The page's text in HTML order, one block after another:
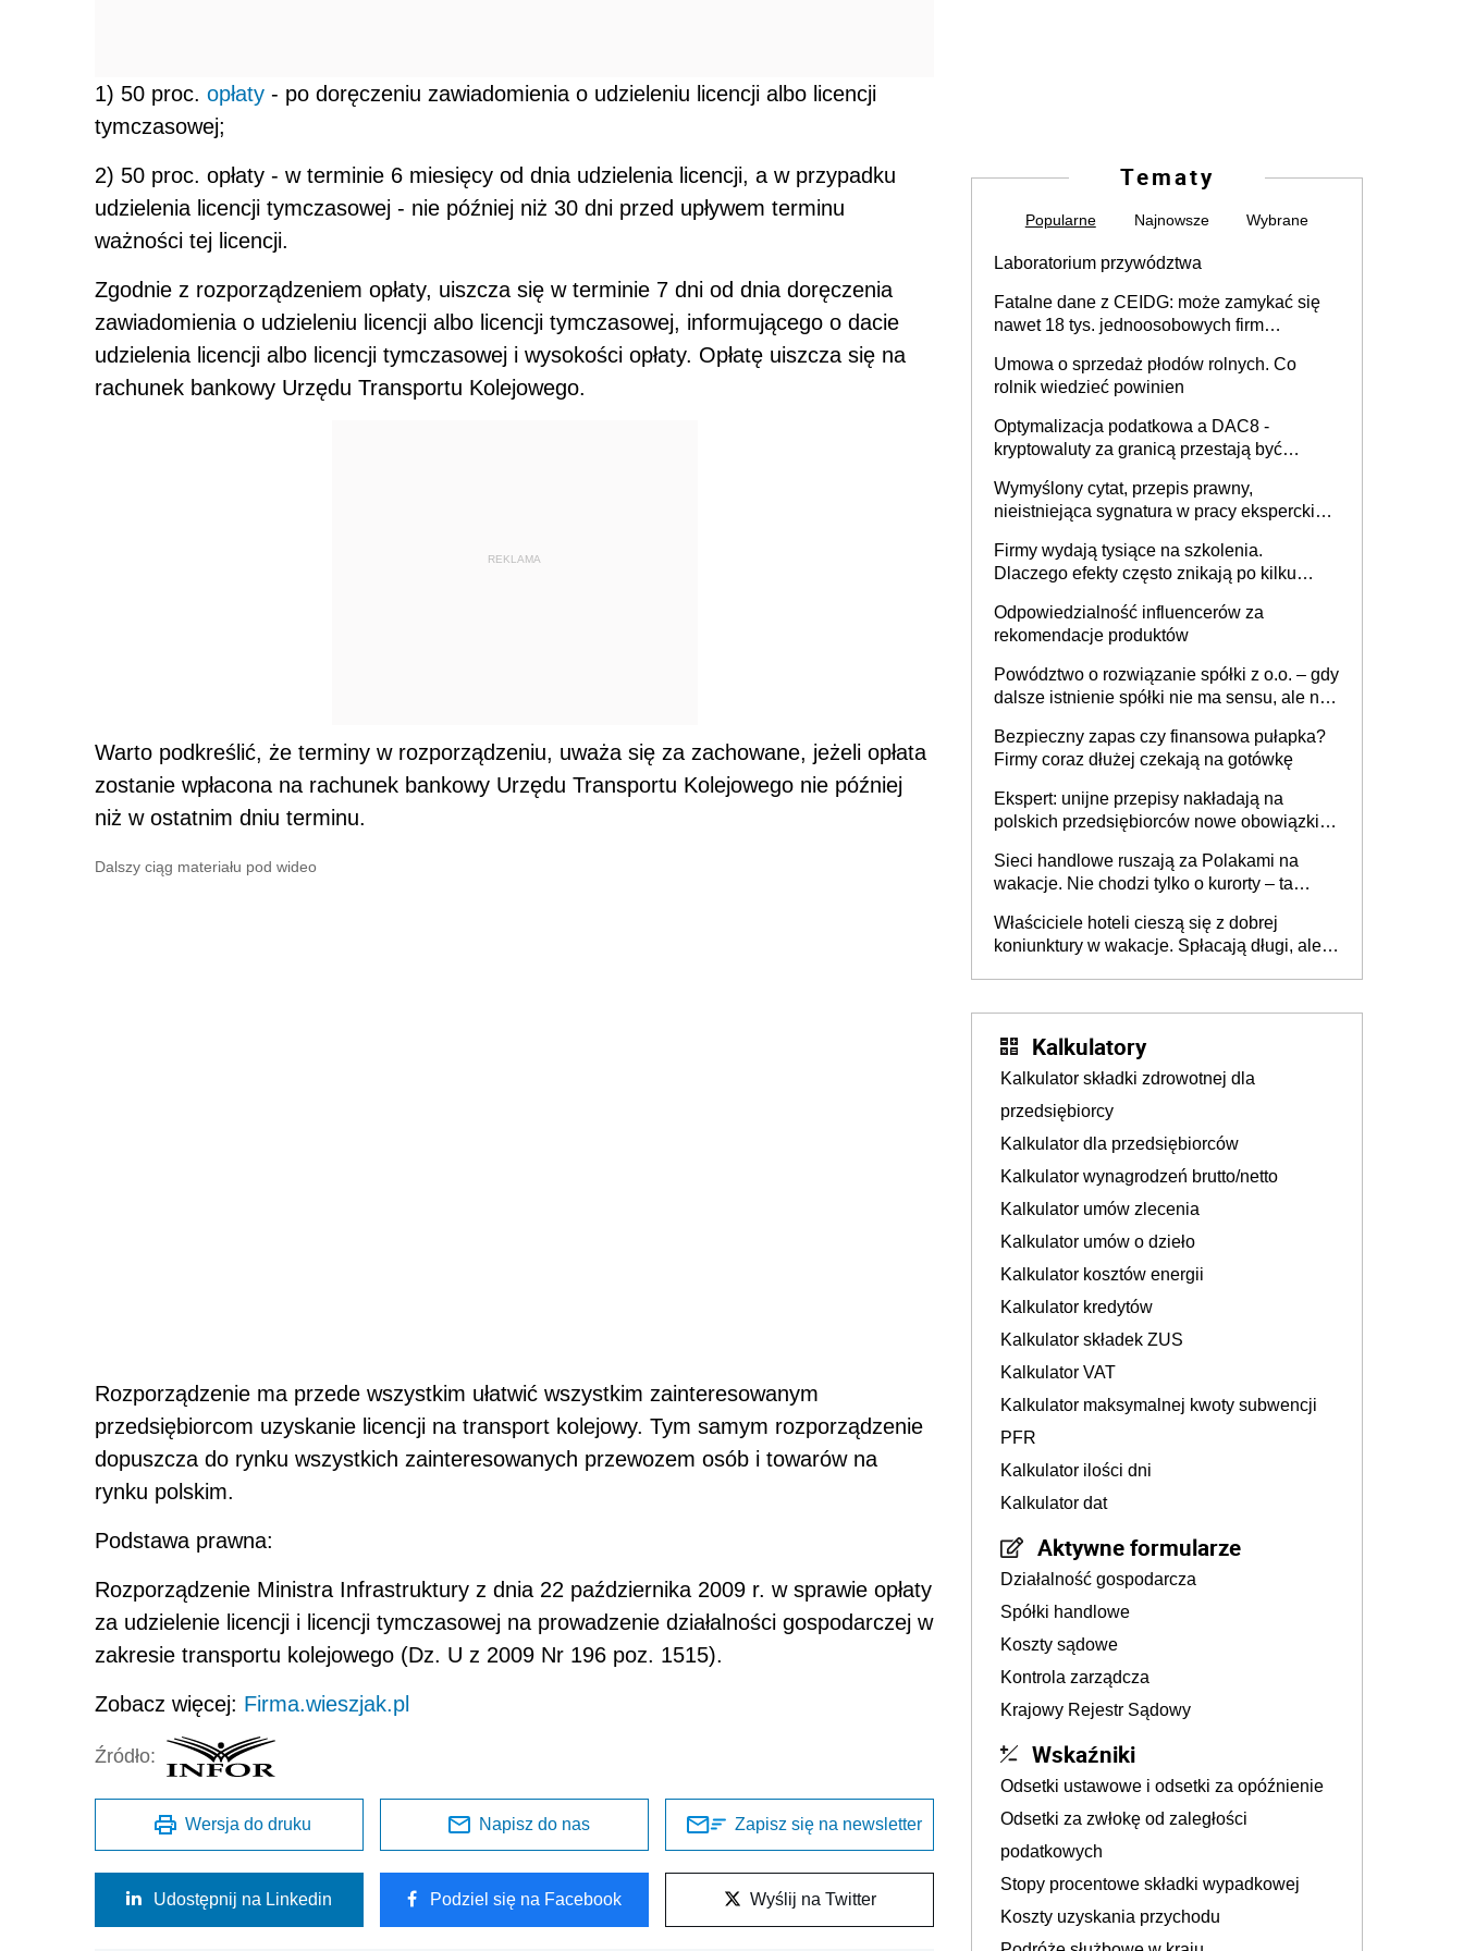
1) 50 proc. opłaty - po doręczeniu zawiadomienia o udzieleniu licencji albo licencji
tymczasowej;
2) 50 proc. opłaty - w terminie 6 miesięcy od dnia udzielenia licencji, a w przypadku
udzielenia licencji tymczasowej - nie później niż 30 dni przed upływem terminu
ważności tej licencji.
Zgodnie z rozporządzeniem opłaty, uiszcza się w terminie 7 dni od dnia doręczenia
zawiadomienia o udzieleniu licencji albo licencji tymczasowej, informującego o dacie
udzielenia licencji albo licencji tymczasowej i wysokości opłaty. Opłatę uiszcza się na
rachunek bankowy Urzędu Transportu Kolejowego.
REKLAMA
Warto podkreślić, że terminy w rozporządzeniu, uważa się za zachowane, jeżeli opłata
zostanie wpłacona na rachunek bankowy Urzędu Transportu Kolejowego nie później
niż w ostatnim dniu terminu.
Dalszy ciąg materiału pod wideo
Rozporządzenie ma przede wszystkim ułatwić wszystkim zainteresowanym
przedsiębiorcom uzyskanie licencji na transport kolejowy. Tym samym rozporządzenie
dopuszcza do rynku wszystkich zainteresowanych przewozem osób i towarów na
rynku polskim.
Podstawa prawna:
Rozporządzenie Ministra Infrastruktury z dnia 22 października 2009 r. w sprawie opłaty
za udzielenie licencji i licencji tymczasowej na prowadzenie działalności gospodarczej w
zakresie transportu kolejowego (Dz. U z 2009 Nr 196 poz. 1515).
Zobacz więcej: Firma.wieszjak.pl
Źródło:
Wersja do druku Napisz do nas Zapisz się na newsletter
Udostępnij na Linkedin Podziel się na Facebook Wyślij na Twitter
Tematy
Popularne Najnowsze Wybrane
Laboratorium przywództwa
Fatalne dane z CEIDG: może zamykać się
nawet 18 tys. jednoosobowych firm
Umowa o sprzedaż płodów rolnych. Co
rolnik wiedzieć powinien
Optymalizacja podatkowa a DAC8 -
kryptowaluty za granicą przestają być
Wymyślony cytat, przepis prawny,
nieistniejąca sygnatura w pracy eksperckiej -
firmie
Firmy wydają tysiące na szkolenia.
Dlaczego efekty często znikają po kilku
Odpowiedzialność influencerów za
rekomendacje produktów
Powództwo o rozwiązanie spółki z o.o. – gdy
dalsze istnienie spółki nie ma sensu, ale nie
Bezpieczny zapas czy finansowa pułapka?
Firmy coraz dłużej czekają na gotówkę
Ekspert: unijne przepisy nakładają na
polskich przedsiębiorców nowe obowiązki w
Sieci handlowe ruszają za Polakami na
wakacje. Nie chodzi tylko o kurorty – ta
tam, gdzie wielu spędzi urlop po cichu
Właściciele hoteli cieszą się z dobrej
koniunktury w wakacje. Spłacają długi, ale
Kalkulatory
Kalkulator składki zdrowotnej dla
przedsiębiorcy
Kalkulator dla przedsiębiorców
Kalkulator wynagrodzeń brutto/netto
Kalkulator umów zlecenia
Kalkulator umów o dzieło
Kalkulator kosztów energii
Kalkulator kredytów
Kalkulator składek ZUS
Kalkulator VAT
Kalkulator maksymalnej kwoty subwencji
PFR
Kalkulator ilości dni
Kalkulator dat
Aktywne formularze
Działalność gospodarcza
Spółki handlowe
Koszty sądowe
Kontrola zarządcza
Krajowy Rejestr Sądowy
Wskaźniki
Odsetki ustawowe i odsetki za opóźnienie
Odsetki za zwłokę od zaległości
podatkowych
Stopy procentowe składki wypadkowej
Koszty uzyskania przychodu